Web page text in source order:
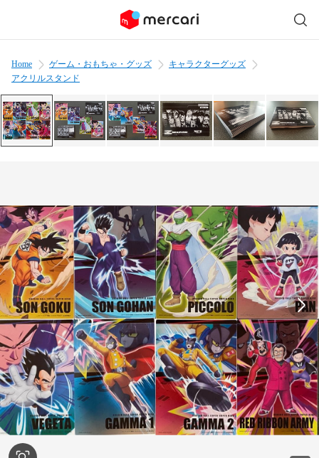
Home ゲーム・おもちゃ・グッズ
キャラクターグッズ
アクリルスタンド